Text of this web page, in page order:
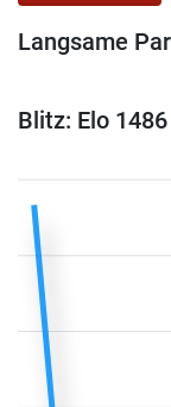
Langsame
Blitz: Elo 1486